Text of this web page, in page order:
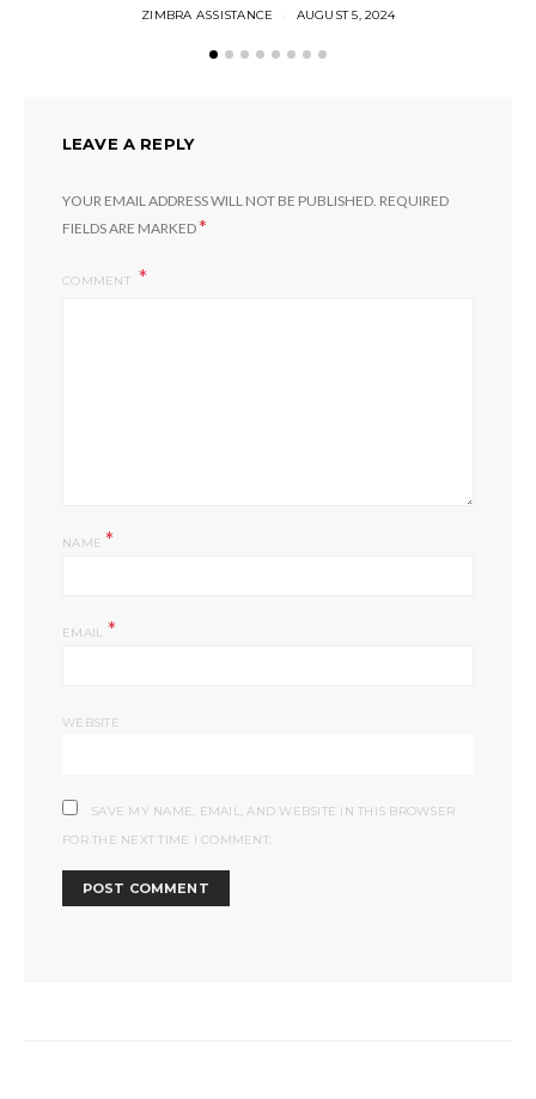
ZIMBRA ASSISTANCE AUGUST 5, 2024
LEAVE A REPLY
YOUR EMAIL ADDRESS WILL NOT BE PUBLISHED. REQUIRED
FIELDS ARE MARKED*
COMMENT
NAME *
EMAIL *
WEBSITE
SAVE MY NAME, EMAIL, AND WEBSITE IN THIS BROWSER
FOR THE NEXT TIME I COMMENT.